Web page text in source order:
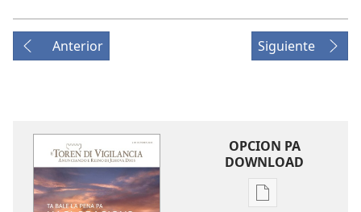
Anterior Siguiente
OPCION PA
DOWNLOAD
Opcion